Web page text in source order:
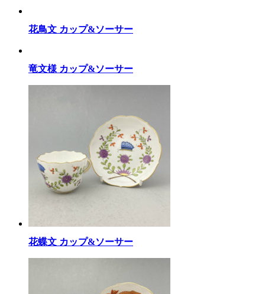
花鳥文 カップ&ソーサー
竜文様 カップ&ソーサー
花蝶文 カップ&ソーサー